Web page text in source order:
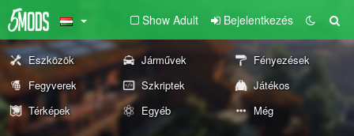
Show Adult Bejelentkezés
Eszközök Járművek
Fényezések
Fegyverek
Szkriptek
Játékos
Térképek
Egyéb Még